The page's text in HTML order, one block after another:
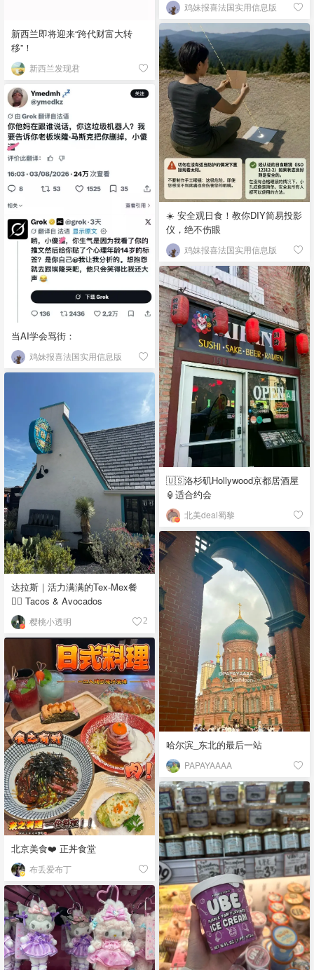
新西兰即将迎来“跨代财富大转
移”！
新西兰发现君
鸡妹报喜法国实用信息版
☀️ 安全观日食！教你DIY简易投影
仪，绝不伤眼
鸡妹报喜法国实用信息版
当AI学会骂街：
鸡妹报喜法国实用信息版
🇺🇸洛杉矶Hollywood京都居酒屋
🏮适合约会
北美deal蜀黎
达拉斯｜活力满满的Tex-Mex餐
👉🏼 Tacos & Avocados
樱桃小透明 2
哈尔滨_东北的最后一站
PAPAYAAAA
北京美食❤️ 正丼食堂
布丢爱布丁